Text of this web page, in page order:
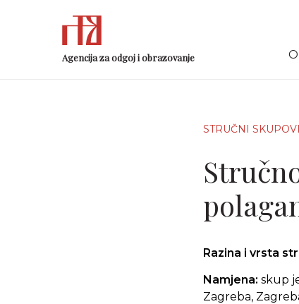
Agencija za odgoj i obrazovanje
STRUČNI SKUPOVI
Razina i vrsta
Namjena: skup
Zagreba,